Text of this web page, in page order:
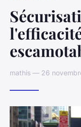
mathis — 26